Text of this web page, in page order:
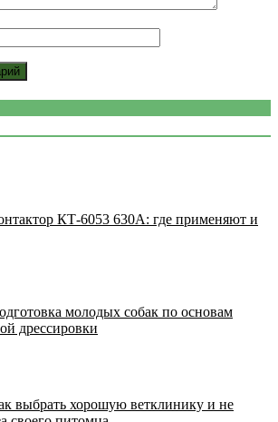
КТ-6053 630А: где применяют и
молодых собак по основам
дрессировки
выбрать хорошую ветклинику и не